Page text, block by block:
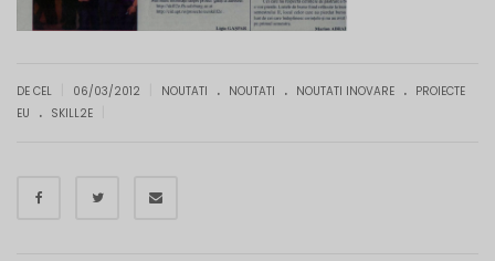
DE CEL 06/03/2012 NOUTATI . NOUTATI . NOUTATI INOVARE . PROIECTE
EU
. SKILL2E